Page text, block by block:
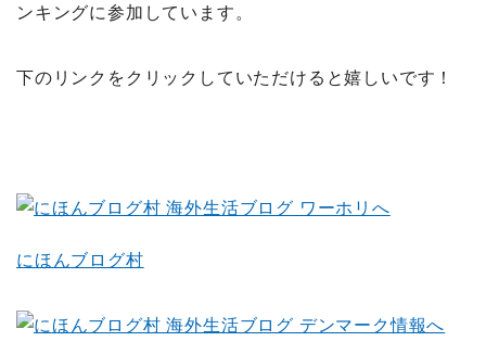
ンキングに参加しています。
下のリンクをクリックしていただけると嬉しいです！
にほんブログ村